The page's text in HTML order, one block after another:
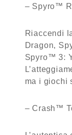
– Spyro™
Riaccendi
Dragon,
Spyro™ 3:
ma i giochi
– Crash™